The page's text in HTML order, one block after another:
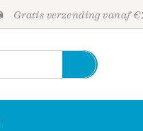
Gratis verzending vanaf